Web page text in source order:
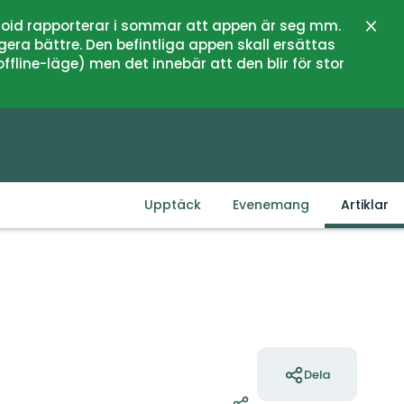
rapporterar i sommar att appen är seg mm.
bättre. Den befintliga appen skall ersättas
läge) men det innebär att den blir för stor
Upptäck Evenemang Artiklar
Dela